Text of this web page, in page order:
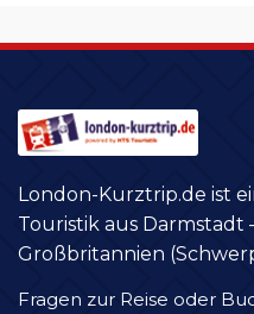
London-Kurztrip.de ist
Touristik aus Darmstadt
Großbritannien
Fragen zur Reise oder